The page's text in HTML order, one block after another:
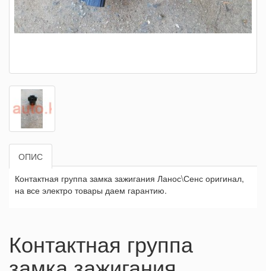
ОПИС
Контактная группа замка зажигания Ланос\Сенс оригинал,
на все электро товары даем гарантию.
Контактная группа